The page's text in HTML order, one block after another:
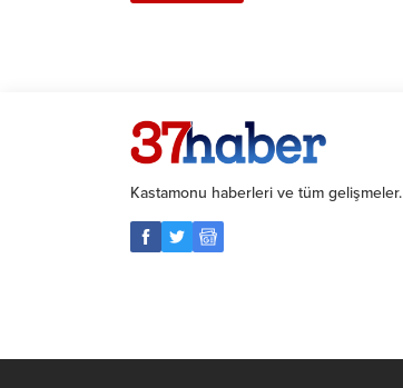
Kastamonu haberleri ve tüm gelişmeler.